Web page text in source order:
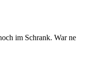
im Schrank. War ne